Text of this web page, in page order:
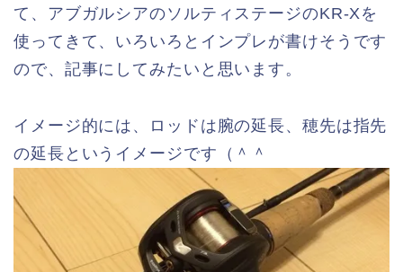
て、アブガルシアのソルティステージのKR-Xを
使ってきて、いろいろとインプレが書けそうです
ので、記事にしてみたいと思います。
イメージ的には、ロッドは腕の延長、穂先は指先
の延長というイメージです（＾＾